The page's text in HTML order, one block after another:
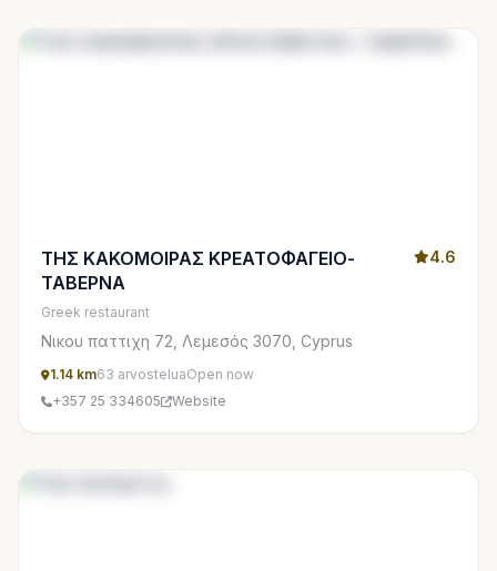
ΤΗΣ ΚΑΚΟΜΟΙΡΑΣ ΚΡΕΑΤΟΦΑΓΕΙΟ-
ΤΑΒΕΡΝΑ
4.6
Greek restaurant
Νικου παττιχη 72, Λεμεσός 3070, Cyprus
1.14 km63 arvosteluaOpen now
+357 25 334605
Website